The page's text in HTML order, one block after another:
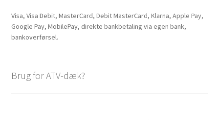
Visa, Visa Debit, MasterCard, Debit MasterCard, Klarna, Apple Pay,
Google Pay, MobilePay, direkte bankbetaling via egen bank,
bankoverførsel.
Brug for ATV-dæk?